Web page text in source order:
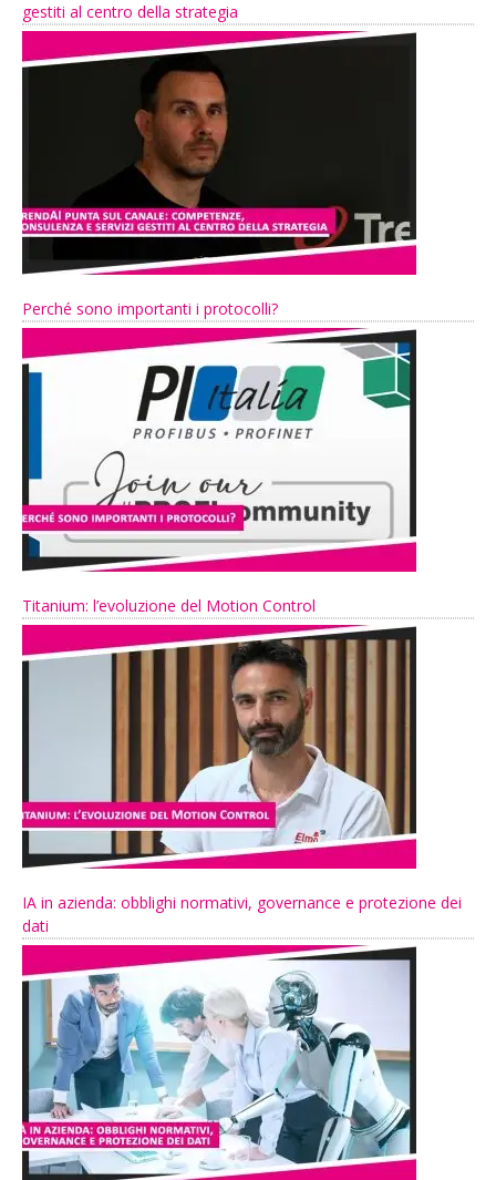
gestiti al centro della strategia
Perché sono importanti i protocolli?
Titanium: l’evoluzione del Motion Control
IA in azienda: obblighi normativi, governance e protezione dei
dati